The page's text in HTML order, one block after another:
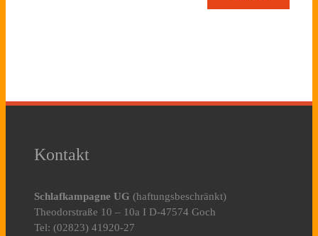
Kontakt
Schlafkampagne UG (haftungsbeschränkt)
Theodorstraße 10 – 10a I D-47574 Goch
Tel: (02823) 41920-27